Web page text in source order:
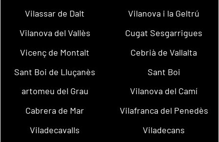
Vilassar de Dalt
Vilanova i la Geltrú
Vilanova del Vallès
Cugat Sesgarrigues
Vicenç de Montalt
Cebrià de Vallalta
Sant Boi de Lluçanès
Sant Boi
artomeu del Grau
Vilanova del Camí
Cabrera de Mar
Vilafranca del Penedès
Viladecavalls
Viladecans